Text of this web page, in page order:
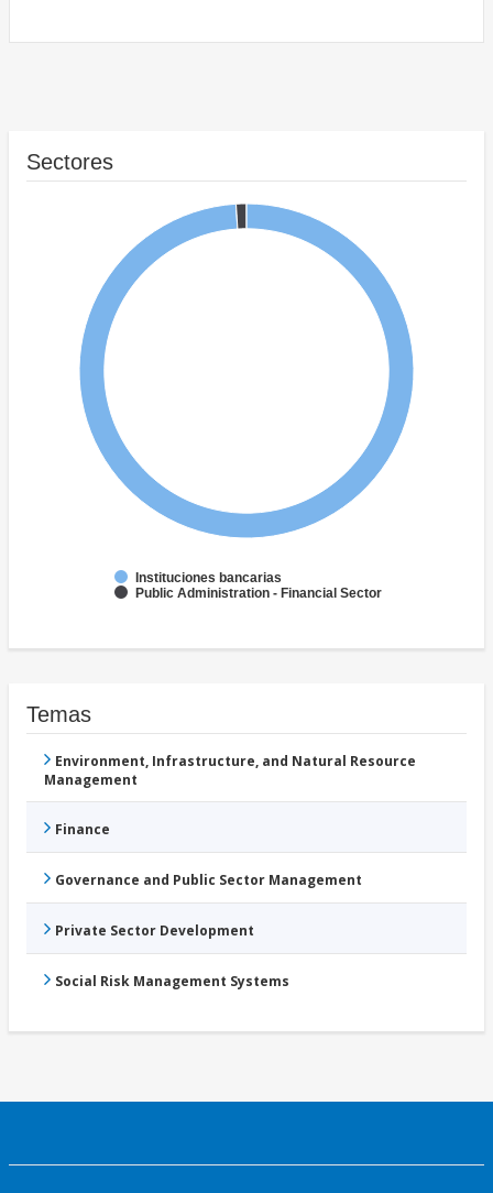
Sectores
Instituciones bancarias
Public Administration - Financial Sector
Temas
Environment, Infrastructure, and Natural Resource
Management
Finance
Governance and Public Sector Management
Private Sector Development
Social Risk Management Systems